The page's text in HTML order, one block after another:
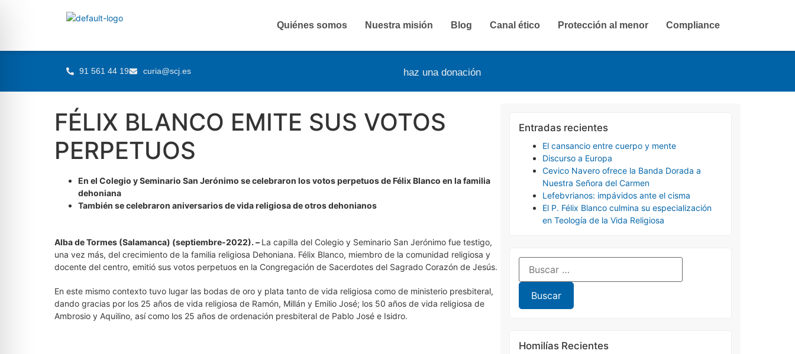
91 561 44 19 curia@scj.es haz una donación
Quiénes somos Nuestra misión Blog Canal ético Protección al menor Compliance
FÉLIX BLANCO EMITE SUS VOTOS
PERPETUOS
En el Colegio y Seminario San Jerónimo se celebraron los votos perpetuos de Félix Blanco en la familia
dehoniana
También se celebraron aniversarios de vida religiosa de otros dehonianos
Alba de Tormes (Salamanca) (septiembre-2022). – La capilla del Colegio y Seminario San Jerónimo fue testigo,
una vez más, del crecimiento de la familia religiosa Dehoniana. Félix Blanco, miembro de la comunidad religiosa y
docente del centro, emitió sus votos perpetuos en la Congregación de Sacerdotes del Sagrado Corazón de Jesús.
En este mismo contexto tuvo lugar las bodas de oro y plata tanto de vida religiosa como de ministerio presbiteral,
dando gracias por los 25 años de vida religiosa de Ramón, Millán y Emilio José; los 50 años de vida religiosa de
Ambrosio y Aquilino, así como los 25 años de ordenación presbiteral de Pablo José e Isidro.
Entradas recientes
El cansancio entre cuerpo y mente
Discurso a Europa
Cevico Navero ofrece la Banda Dorada a
Nuestra Señora del Carmen
Lefebvrianos: impávidos ante el cisma
El P. Félix Blanco culmina su especialización
en Teología de la Vida Religiosa
Homilías Recientes